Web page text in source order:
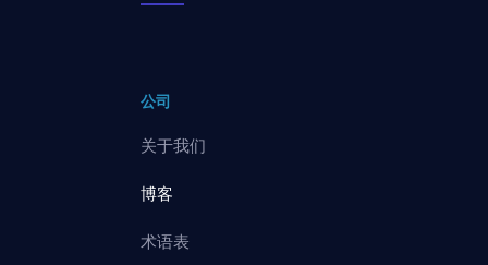
公司
关于我们
博客
术语表